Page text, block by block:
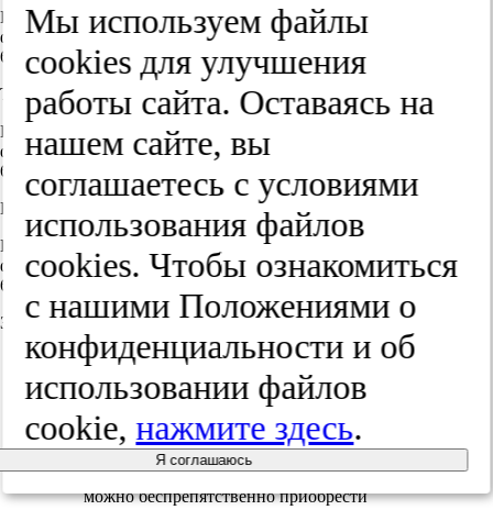
Кафедра токсикологической химии Пермской государственной
фармацевтической академии Минздрва России, Пермь, Россия,
614070
Тумилович К.
Кафедра токсикологической химии Пермской государственной
фармацевтической академии Минздрва России, Пермь, Россия,
614070
Карпенко Ю.Н.
Кафедра токсикологической химии Пермской государственной
фармацевтической академии Минздрва России, Пермь, Россия,
614070
Закрыть метаданные
В настоящее время в Российской
Федерации наблюдается рост
злоупотребления различными
психоактивными веществами, которые
можно беспрепятственно приобрести
Мы используем файлы
cооkies для улучшения
работы сайта. Оставаясь на
нашем сайте, вы
соглашаетесь с условиями
использования файлов
cооkies. Чтобы ознакомиться
с нашими Положениями о
конфиденциальности и об
использовании файлов
cookie,нажмите здесь.
Я соглашаюсь